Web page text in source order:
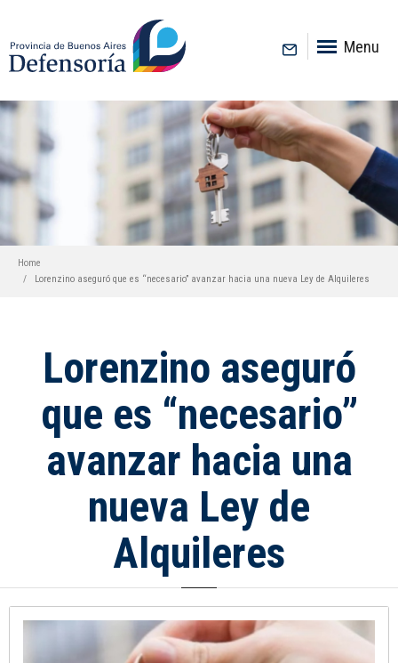
Menu
Home
Lorenzino aseguró que es “necesario” avanzar hacia una nueva Ley de Alquileres
Lorenzino aseguró
que es “necesario”
avanzar hacia una
nueva Ley de
Alquileres